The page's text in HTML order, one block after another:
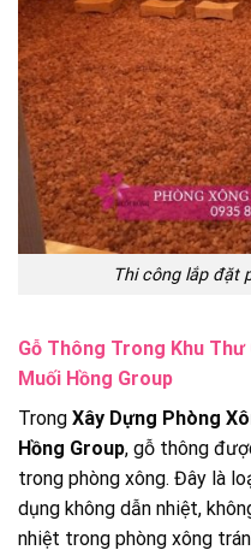
Thi công lắp đặt
Gỗ Thông Trong Khu
Muối Hồng Group
Trong Xây Dựng Phòng
Hồng Group, gỗ thông
trong phòng xông. Đây là
dụng không dẫn nhiệt,
nhiệt trong phòng xông